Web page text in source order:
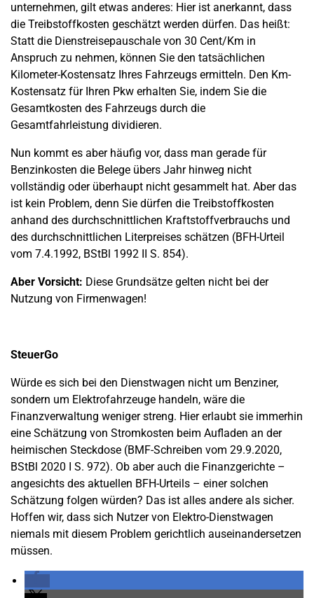
unternehmen, gilt etwas anderes: Hier ist anerkannt, dass
die Treibstoffkosten geschätzt werden dürfen. Das heißt:
Statt die Dienstreisepauschale von 30 Cent/Km in
Anspruch zu nehmen, können Sie den tatsächlichen
Kilometer-Kostensatz Ihres Fahrzeugs ermitteln. Den Km-
Kostensatz für Ihren Pkw erhalten Sie, indem Sie die
Gesamtkosten des Fahrzeugs durch die
Gesamtfahrleistung dividieren.
Nun kommt es aber häufig vor, dass man gerade für
Benzinkosten die Belege übers Jahr hinweg nicht
vollständig oder überhaupt nicht gesammelt hat. Aber das
ist kein Problem, denn Sie dürfen die Treibstoffkosten
anhand des durchschnittlichen Kraftstoffverbrauchs und
des durchschnittlichen Literpreises schätzen (BFH-Urteil
vom 7.4.1992, BStBl 1992 II S. 854).
Aber Vorsicht: Diese Grundsätze gelten nicht bei der
Nutzung von Firmenwagen!
SteuerGo
Würde es sich bei den Dienstwagen nicht um Benziner,
sondern um Elektrofahrzeuge handeln, wäre die
Finanzverwaltung weniger streng. Hier erlaubt sie immerhin
eine Schätzung von Stromkosten beim Aufladen an der
heimischen Steckdose (BMF-Schreiben vom 29.9.2020,
BStBl 2020 I S. 972). Ob aber auch die Finanzgerichte –
angesichts des aktuellen BFH-Urteils – einer solchen
Schätzung folgen würden? Das ist alles andere als sicher.
Hoffen wir, dass sich Nutzer von Elektro-Dienstwagen
niemals mit diesem Problem gerichtlich auseinandersetzen
müssen.